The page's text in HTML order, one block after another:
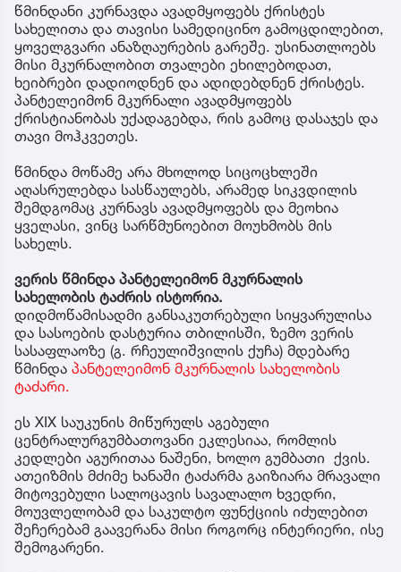
წმინდანი კურნავდა ავადმყოფებს ქრისტეს
სახელითა და თავისი სამედიცინო გამოცდილებით,
ყოველგვარი ანაზღაურების გარეშე. უსინათლოებს
მისი მკურნალობით თვალები ეხილებოდათ,
ხეიბრები დადიოდნენ და ადიდებდნენ ქრისტეს.
პანტელეიმონ მკურნალი ავადმყოფებს
ქრისტიანობას უქადაგებდა, რის გამოც დასაჯეს და
თავი მოჰკვეთეს.
წმინდა მოწამე არა მხოლოდ სიცოცხლეში
აღასრულებდა სასწაულებს, არამედ სიკვდილის
შემდგომაც კურნავს ავადმყოფებს და მეოხია
ყველასი, ვინც სარწმუნოებით მოუხმობს მის
სახელს.
ვერის წმინდა პანტელეიმონ მკურნალის
სახელობის ტაძრის ისტორია.
დიდმოწამისადმი განსაკუთრებული სიყვარულისა
და სასოების დასტურია თბილისში, ზემო ვერის
სასაფლაოზე (გ. რჩეულიშვილის ქუჩა) მდებარე
წმინდა პანტელეიმონ მკურნალის სახელობის
ტაძარი.
ეს XIX საუკუნის მიწურულს აგებული
ცენტრალურგუმბათოვანი ეკლესიაა, რომლის
კედლები აგურითაა ნაშენი, ხოლო გუმბათი ქვის.
ათეიზმის მძიმე ხანაში ტაძარმა გაიზიარა მრავალი
მიტოვებული სალოცავის სავალალო ხვედრი,
მოუვლელობამ და საკულტო ფუნქციის იძულებით
შეჩერებამ გაავერანა მისი როგორც ინტერიერი, ისე
შემოგარენი.